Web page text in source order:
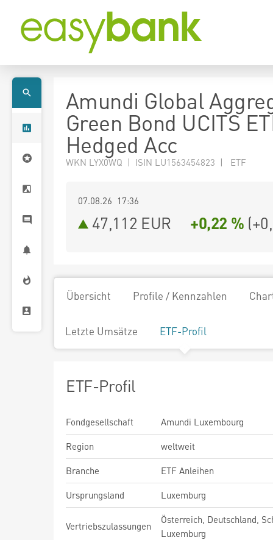
Amundi Global
Green Bond UCITS
Hedged Acc
WKN LYX0WQ | ISIN LU1563454823 | ETF
07.08.26 17:36
47,112 EUR +0,22 % (
Übersicht Profile / Kennzahlen
Letzte Umsätze ETF-Profil
ETF-Profil
Fondgesellschaft
Amundi Luxembourg
Region
weltweit
Branche
ETF Anleihen
Ursprungsland
Luxemburg
Vertriebszulassungen
Österreich, Deutschland,
Luxemburg